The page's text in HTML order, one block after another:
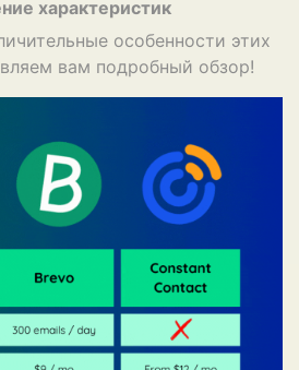
характеристик
особенности этих
вам подробный обзор!